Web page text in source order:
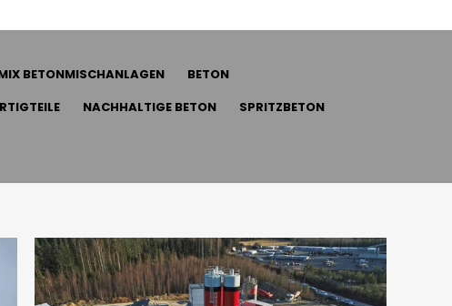
BETONMISCHANLAGEN
BETON
NACHHALTIGE BETON
SPRITZBETON